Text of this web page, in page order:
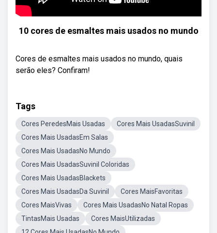
10 cores de esmaltes mais usados no mundo
Cores de esmaltes mais usados no mundo, quais
serão eles? Confiram!
Tags
Cores PeredesMais Usadas
Cores Mais UsadasSuvinil
Cores Mais UsadasEm Salas
Cores Mais UsadasNo Mundo
Cores Mais UsadasSuvinil Coloridas
Cores Mais UsadasBlackets
Cores Mais UsadasDa Suvinil
Cores MaisFavoritas
Cores MaisVivas
Cores Mais UsadasNo Natal Ropas
TintasMais Usadas
Cores MaisUtilizadas